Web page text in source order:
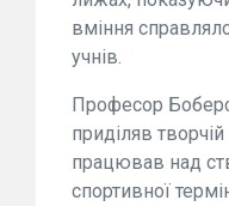
вміння
учнів.
Професор
приділяв
працював над
спортивної